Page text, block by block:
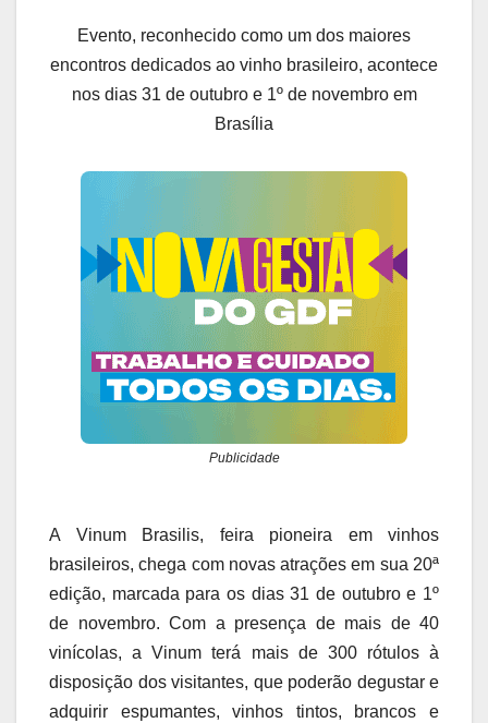
Evento, reconhecido como um dos maiores
encontros dedicados ao vinho brasileiro, acontece
nos dias 31 de outubro e 1º de novembro em
Brasília
Publicidade
A Vinum Brasilis, feira pioneira em vinhos
brasileiros, chega com novas atrações em sua 20ª
edição, marcada para os dias 31 de outubro e 1º
de novembro. Com a presença de mais de 40
vinícolas, a Vinum terá mais de 300 rótulos à
disposição dos visitantes, que poderão degustar e
adquirir espumantes, vinhos tintos, brancos e